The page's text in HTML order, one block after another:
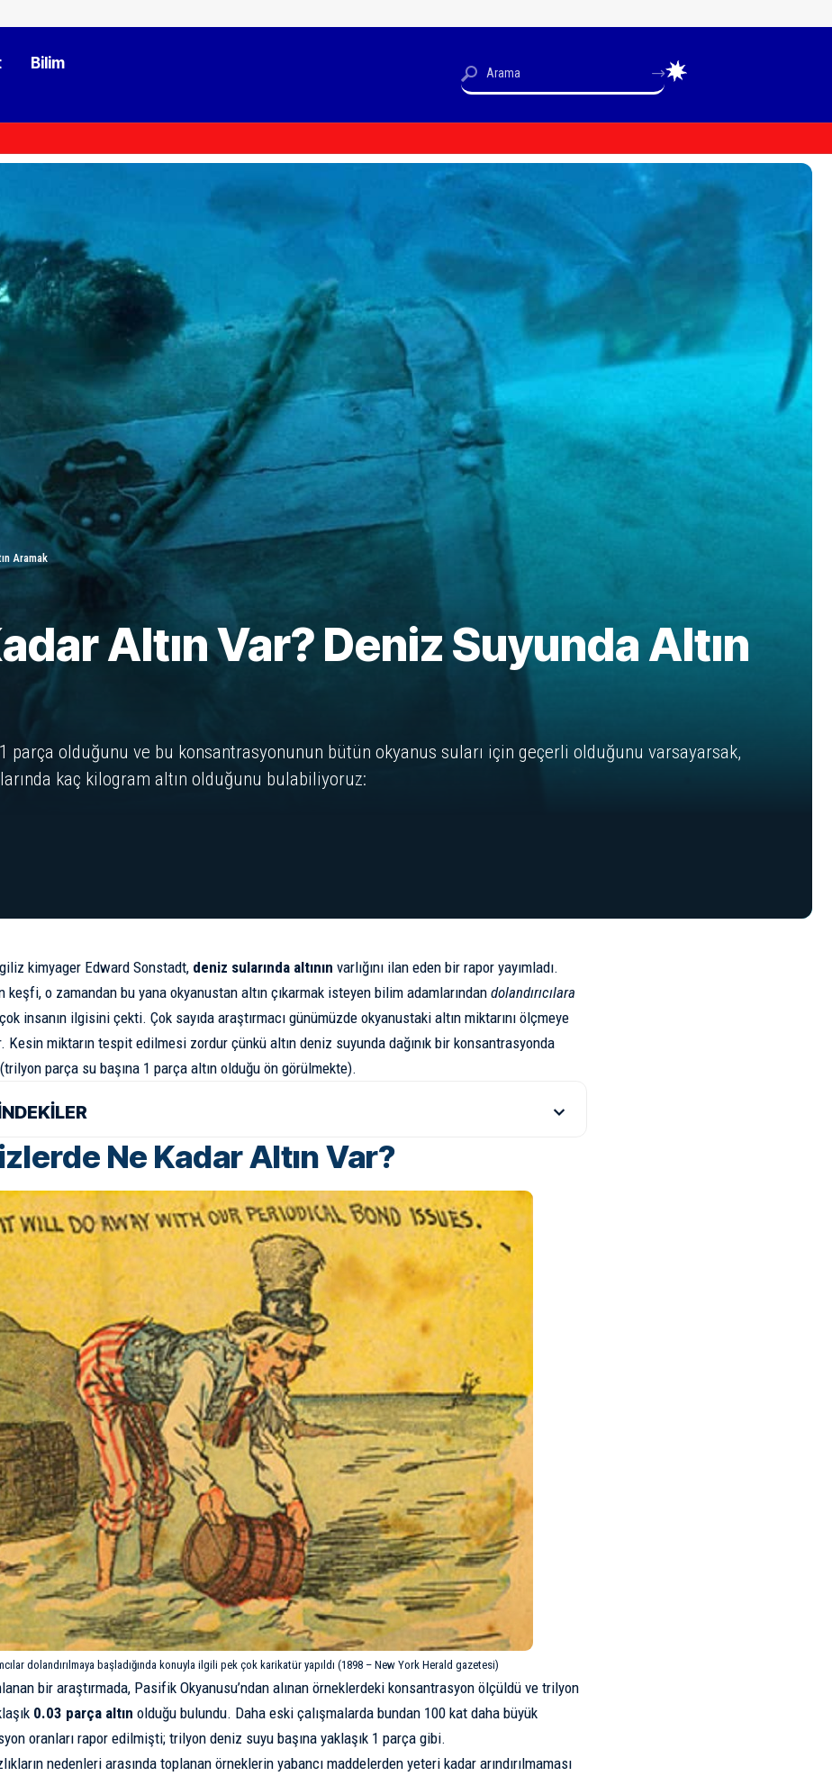
Bilim
Aramak
Altın Var? Deniz Suyunda Altın
parça olduğunu ve bu konsantrasyonunun bütün okyanus suları için geçerli olduğunu varsayarsak,
kaç kilogram altın olduğunu bulabiliyoruz:
kimyager Edward Sonstadt, deniz sularında altının varlığını ilan eden bir rapor yayımladı.
keşfi, o zamandan bu yana okyanustan altın çıkarmak isteyen bilim adamlarından dolandırıcılara
insanın ilgisini çekti. Çok sayıda araştırmacı günümüzde okyanustaki altın miktarını ölçmeye
Kesin miktarın tespit edilmesi zordur çünkü altın deniz suyunda dağınık bir konsantrasyonda
parça su başına 1 parça altın olduğu ön görülmekte).
Ne Kadar Altın Var?
dolandırılmaya başladığında konuyla ilgili pek çok karikatür yapıldı (1898 – New York Herald gazetesi)
bir araştırmada, Pasifik Okyanusu’ndan alınan örneklerdeki konsantrasyon ölçüldü ve trilyon
0.03 parça altın olduğu bulundu. Daha eski çalışmalarda bundan 100 kat daha büyük
oranları rapor edilmişti; trilyon deniz suyu başına yaklaşık 1 parça gibi.
nedenleri arasında toplanan örneklerin yabancı maddelerden yeteri kadar arındırılmaması